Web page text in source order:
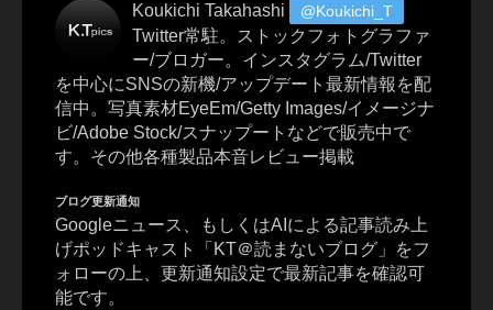
Koukichi Takahashi @Koukichi_T
Twitter常駐。ストックフォトグラファ
ー/ブロガー。インスタグラム/Twitter
を中心にSNSの新機/アップデート最新情報を配
信中。写真素材EyeEm/Getty Images/イメージナ
ビ/Adobe Stock/スナップートなどで販売中で
す。その他各種製品本音レビュー掲載
ブログ更新通知
Googleニュース、もしくはAIによる記事読み上
げポッドキャスト「KT＠読まないブログ」をフ
ォローの上、更新通知設定で最新記事を確認可
能です。